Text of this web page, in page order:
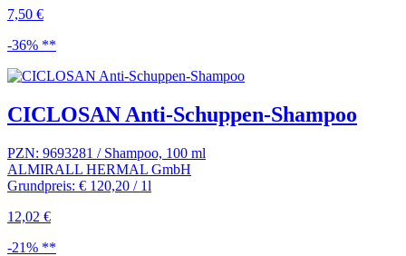
7,50 €
-36% **
CICLOSAN Anti-Schuppen-Shampoo
PZN: 9693281 / Shampoo, 100 ml
ALMIRALL HERMAL GmbH
Grundpreis: € 120,20 / 1l
12,02 €
-21% **